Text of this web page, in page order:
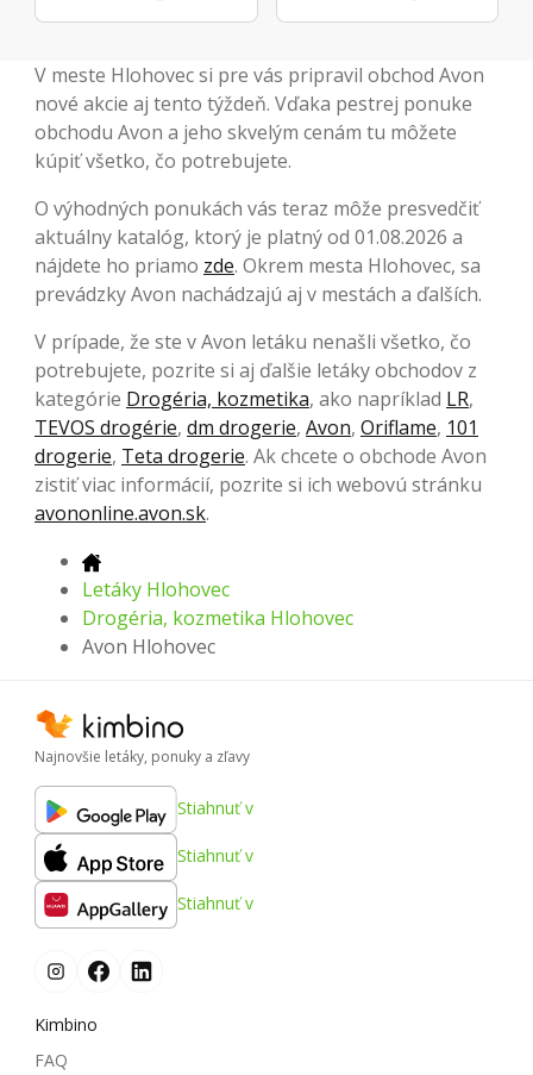
V meste Hlohovec si pre vás pripravil obchod Avon
nové akcie aj tento týždeň. Vďaka pestrej ponuke
obchodu Avon a jeho skvelým cenám tu môžete
kúpiť všetko, čo potrebujete.
O výhodných ponukách vás teraz môže presvedčiť
aktuálny katalóg, ktorý je platný od 01.08.2026 a
nájdete ho priamo zde. Okrem mesta Hlohovec, sa
prevádzky Avon nachádzajú aj v mestách a ďalších.
V prípade, že ste v Avon letáku nenašli všetko, čo
potrebujete, pozrite si aj ďalšie letáky obchodov z
kategórie Drogéria, kozmetika, ako napríklad LR,
TEVOS drogérie, dm drogerie, Avon, Oriflame, 101
drogerie, Teta drogerie. Ak chcete o obchode Avon
zistiť viac informácií, pozrite si ich webovú stránku
avononline.avon.sk.
Letáky Hlohovec
Drogéria, kozmetika Hlohovec
Avon Hlohovec
Najnovšie letáky, ponuky a zľavy
Stiahnuť v
Stiahnuť v
Stiahnuť v
Kimbino
FAQ